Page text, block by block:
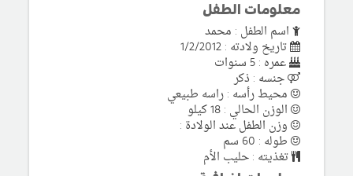
معلومات الطفل
اسم الطفل : محمد
تاريخ ولادته : 1/2/2012
عمره : 5 سنوات
جنسه : ذكر
محيط رأسه : راسه طبيعي
الوزن الحالي : 18 كيلو
وزن الطفل عند الولادة :
طوله : 60 سم
تغذيته : حليب الأم